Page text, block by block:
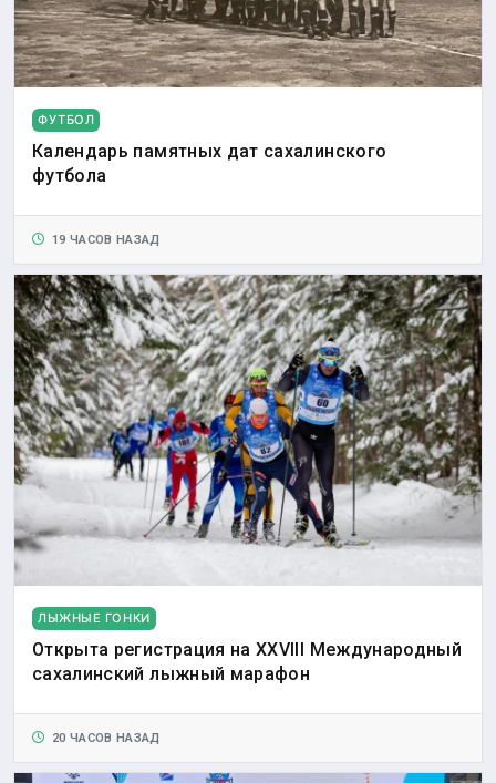
ФУТБОЛ
Календарь памятных дат сахалинского
футбола
19 ЧАСОВ НАЗАД
ЛЫЖНЫЕ ГОНКИ
Открыта регистрация на XXVIII Международный
сахалинский лыжный марафон
20 ЧАСОВ НАЗАД